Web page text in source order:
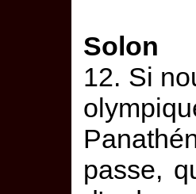
Solon
12. Si
passe,